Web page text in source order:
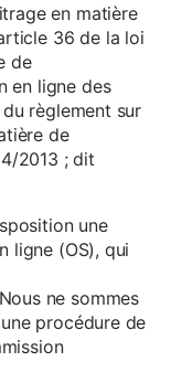
en matière
36 de la loi
de
en ligne des
règlement sur
de
2013 ; dit
une
ligne (OS), qui
ne sommes
procédure de